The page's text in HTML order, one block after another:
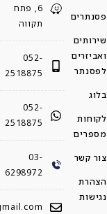
פסנתרים
שירותים
ואביזרים
לפסנתר
בלוג
לקוחות
מספרים
צור קשר
הצהרת
נגישות
6, פתח
תקווה
052-
2518875
052-
2518875
03-
6298972